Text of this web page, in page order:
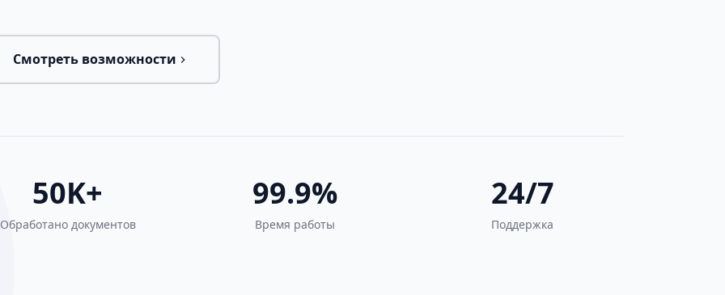
Смотреть возможности
50K+
Обработано документов
99.9%
Время работы
24/7
Поддержка